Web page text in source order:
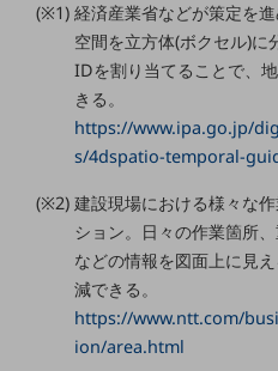
職場環境整備
地域共創・地方創生
セキュリティ対策
顧客体験（CX）改善
自動化・省電化
人材不足解消
業種・業態で探す
業種・業態で探すTOP
(※1) 経済産業省などが策定を
空間を立方体(ボクセル)
IDを割り当てることで、
きる。
https://www.ipa.go.jp/
s/4dspatio-temporal-
(※2) 建設現場における様々な
ション。日々の作業箇所
などの情報を図面上に見
減できる。
https://www.ntt.com/
ion/area.html